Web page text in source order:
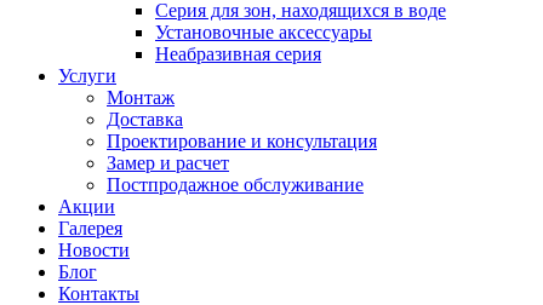
Серия для зон, находящихся в воде
Установочные аксессуары
Неабразивная серия
Услуги
Монтаж
Доставка
Проектирование и консультация
Замер и расчет
Постпродажное обслуживание
Акции
Галерея
Новости
Блог
Контакты